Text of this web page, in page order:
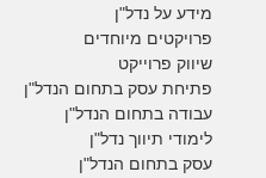
מידע על נדל"ן
פרויקטים מיוחדים
שיווק פרוייקט
פתיחת עסק בתחום הנדל"ן
עבודה בתחום הנדל"ן
לימודי תיווך נדל"ן
עסק בתחום הנדל"ן